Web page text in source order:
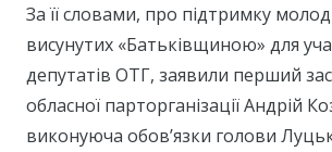
За її словами, про підтримку
висунутих «Батьківщиною» для
депутатів ОТГ, заявили перший
обласної парторганізації Андрій
виконуюча обов’язки голови